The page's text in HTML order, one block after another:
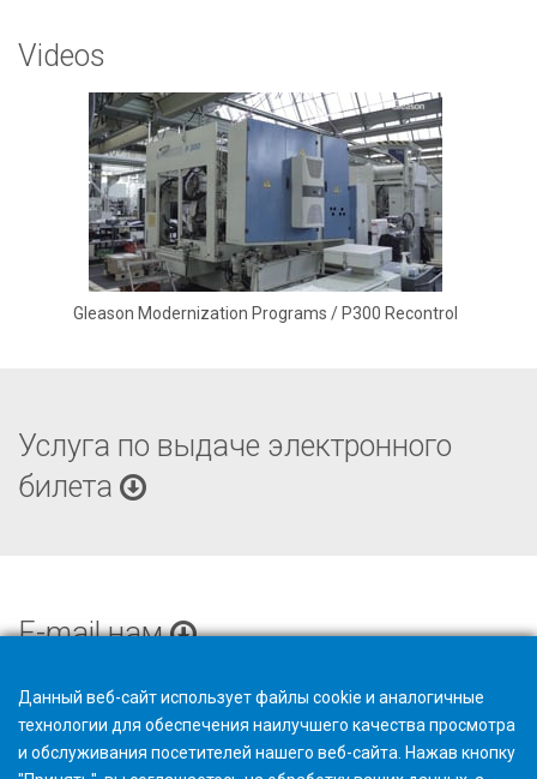
Videos
Gleason Modernization Programs / P300 Recontrol
Услуга по выдаче электронного
билета
E-mail нам
Данный веб-сайт использует файлы cookie и аналогичные
технологии для обеспечения наилучшего качества просмотра
и обслуживания посетителей нашего веб-сайта. Нажав кнопку